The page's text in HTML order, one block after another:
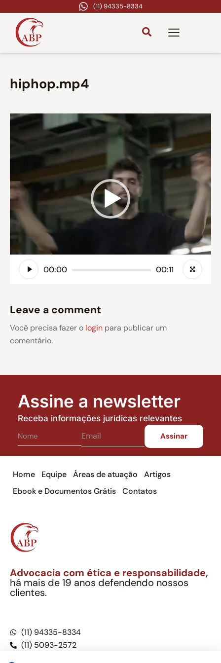
(11) 94335-8334
hiphop.mp4
Tocador
00:00 00:11
Leave a comment
Você precisa fazer o login para publicar um
comentário.
Assine a newsletter
Receba informações jurídicas relevantes
Home Equipe Áreas de atuação
Artigos
Ebook e Documentos Grátis
Contatos
Advocacia com ética e responsabilidade,
há mais de 19 anos defendendo nossos
clientes.
(11) 94335-8334
(11) 5093-2572